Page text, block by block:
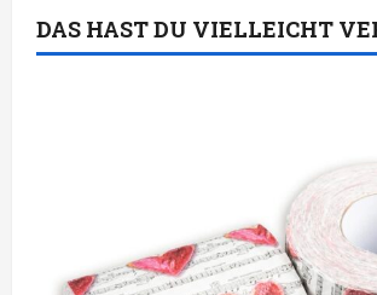
DAS HAST DU VIELLEICHT